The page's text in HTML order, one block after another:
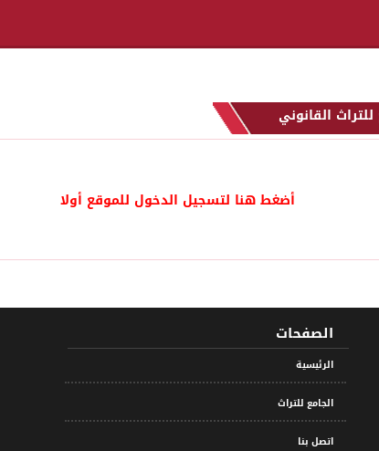
القانوني
أضغط هنا لتسجيل الدخول للموقع أولا
الصفحات
الرئيسية
الجامع للتراث
اتصل بنا